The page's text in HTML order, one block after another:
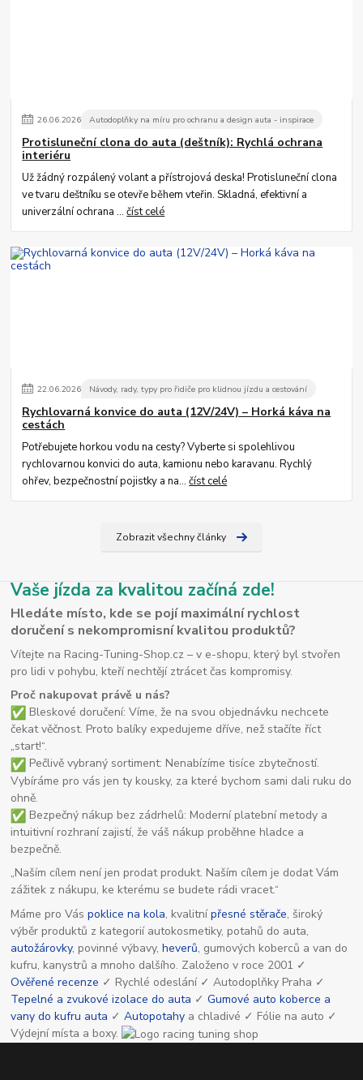
26.06.2026 Autodoplňky na míru pro ochranu a design auta - inspirace
Protisluneční clona do auta (deštník): Rychlá ochrana
interiéru
Už žádný rozpálený volant a přístrojová deska! Protisluneční clona
ve tvaru deštníku se otevře během vteřin. Skladná, efektivní a
univerzální ochrana ...číst celé
22.06.2026 Návody, rady, typy pro řidiče pro klidnou jízdu a cestování
Rychlovarná konvice do auta (12V/24V) – Horká káva na
cestách
Potřebujete horkou vodu na cesty? Vyberte si spolehlivou
rychlovarnou konvici do auta, kamionu nebo karavanu. Rychlý
ohřev, bezpečnostní pojistky a na...číst celé
Zobrazit všechny články
Vaše jízda za kvalitou začíná zde!
Hledáte místo, kde se pojí maximální rychlost
doručení s nekompromisní kvalitou produktů?
Vítejte na Racing-Tuning-Shop.cz – v e-shopu, který byl stvořen
pro lidi v pohybu, kteří nechtějí ztrácet čas kompromisy.
Proč nakupovat právě u nás?
Bleskové doručení: Víme, že na svou objednávku nechcete
čekat věčnost. Proto balíky expedujeme dříve, než stačíte říct
„start!“.
Pečlivě vybraný sortiment: Nenabízíme tisíce zbytečností.
Vybíráme pro vás jen ty kousky, za které bychom sami dali ruku do
ohně.
Bezpečný nákup bez zádrhelů: Moderní platební metody a
intuitivní rozhraní zajistí, že váš nákup proběhne hladce a
bezpečně.
„Naším cílem není jen prodat produkt. Naším cílem je dodat Vám
zážitek z nákupu, ke kterému se budete rádi vracet.“
Máme pro Váspoklice na kola, kvalitnípřesné stěrače, široký
výběr produktů z kategorií autokosmetiky, potahů do auta,
autožárovky, povinné výbavy,heverů, gumových koberců a van do
kufru, kanystrů a mnoho dalšího. Založeno v roce 2001 ✓
Ověřené recenze ✓ Rychlé odeslání ✓ Autodoplňky Praha ✓
Tepelné a zvukové izolace do auta ✓Gumové auto koberce a
vany do kufru auta ✓Autopotahy a chladivé ✓ Fólie na auto ✓
Výdejní místa a boxy.